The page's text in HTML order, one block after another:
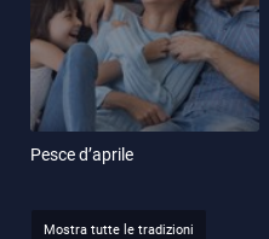
Pesce d’aprile
Mostra tutte le tradizioni